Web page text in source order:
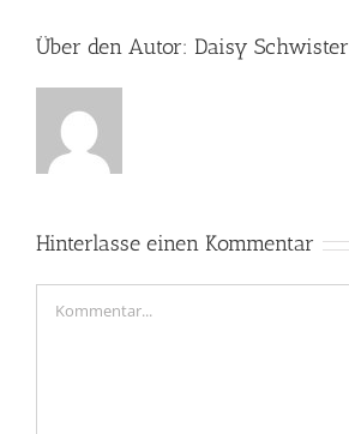
Über den Autor: Daisy Schwister
Hinterlasse einen Kommentar